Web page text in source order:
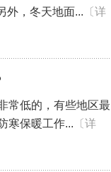
外，冬天地面... 〔详
常低的，有些地区最
寒保暖工作... 〔详